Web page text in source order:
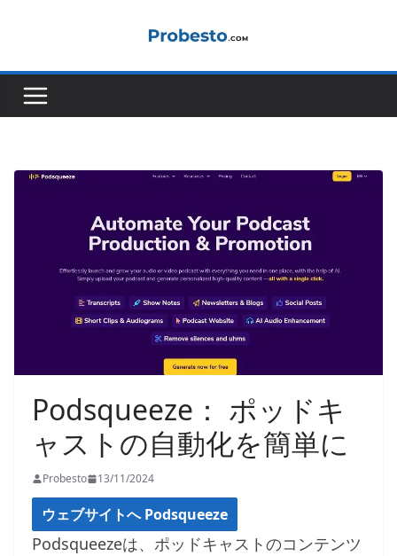
キ
Podsqueeze： ポッドキ
ャストの自動化を簡単に
Probesto 13/11/2024
ウェブサイトへ Podsqueeze
Podsqueezeは、ポッドキャストのコンテンツ